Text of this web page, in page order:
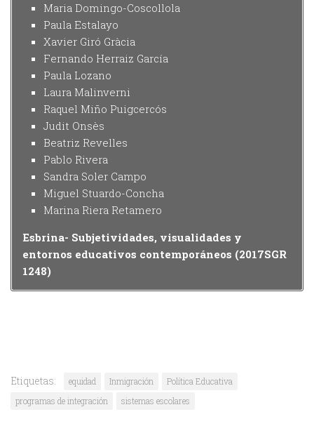
Maria Domingo-Coscollola
Paula Estalayo
Xavier Giró Gràcia
Fernando Herraiz García
Paula Lozano
Laura Malinverni
Raquel Miño Puigcercós
Judit Onsès
Beatriz Revelles
Pablo Rivera
Sandra Soler Campo
Miguel Stuardo-Concha
Marina Riera Retamero
Esbrina- Subjetividades, visualidades y
entornos educativos contemporáneos (2017SGR
1248)
Etiquetas: equidad Inmigración
Política Educativa
programas de integración
sistemas escolares